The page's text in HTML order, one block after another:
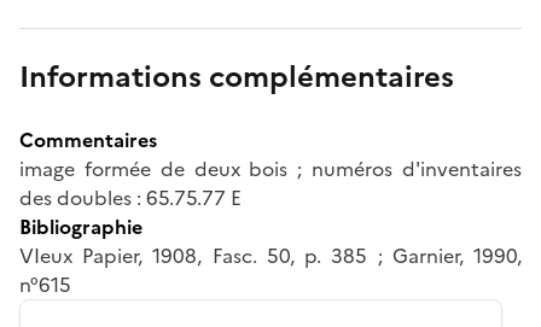
Informations complémentaires
Commentaires
image formée de deux bois ; numéros d'inventaires
des doubles : 65.75.77 E
Bibliographie
VIeux Papier, 1908, Fasc. 50, p. 385 ; Garnier, 1990,
n°615